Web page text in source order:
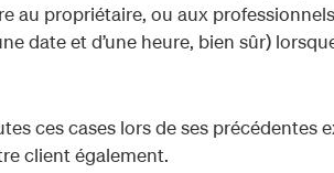
au propriétaire, ou aux
date et d’une heure, bien sûr)
ces cases lors de ses précédentes
client également.